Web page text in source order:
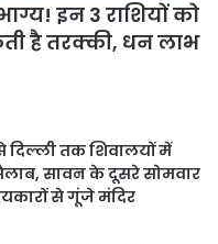
इन 3 राशियों को
है तरक्की, धन लाभ
से दिल्ली तक शिवालयों में
सावन के दूसरे सोमवार
से गूंजे मंदिर